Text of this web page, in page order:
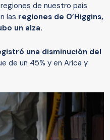
de nuestro país
las regiones de O’Higgins,
un alza.
una disminución del
de un 45% y en Arica y